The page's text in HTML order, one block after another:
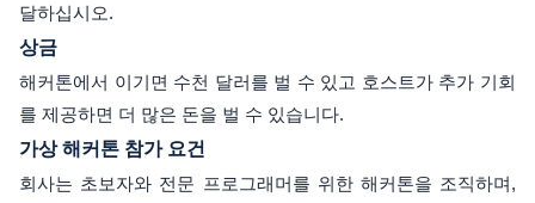
달하십시오.
상금
해커톤에서 이기면 수천 달러를 벌 수 있고 호스트가 추가 기회
를 제공하면 더 많은 돈을 벌 수 있습니다.
가상 해커톤 참가 요건
회사는 초보자와 전문 프로그래머를 위한 해커톤을 조직하며,